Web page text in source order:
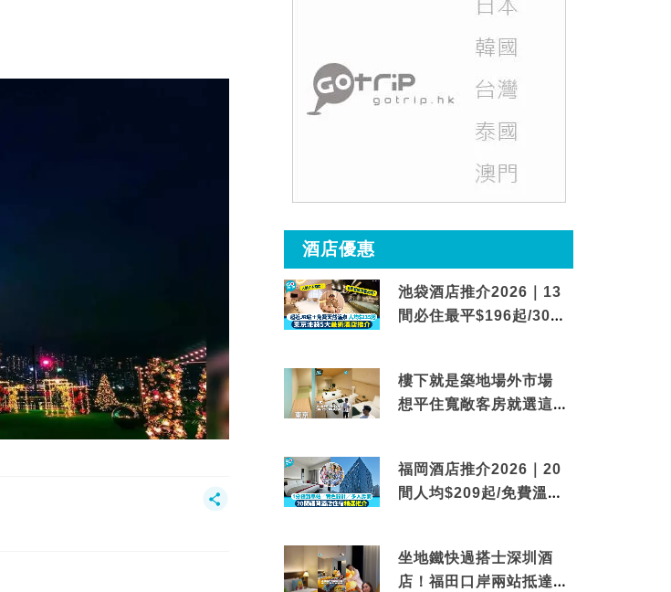
酒店優惠
池袋酒店推介2026｜13
間必住最平$196起/30秒
樓下就是築地場外市場
想平住寬敞客房就選這間
福岡酒店推介2026｜20
間人均$209起/免費溫泉/
坐地鐵快過搭士深圳酒
店！福田口岸兩站抵達